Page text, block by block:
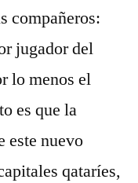
compañeros:
jugador del
lo menos el
es que la
este nuevo
qataríes,